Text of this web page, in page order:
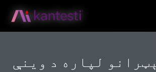
لپاره د وینې